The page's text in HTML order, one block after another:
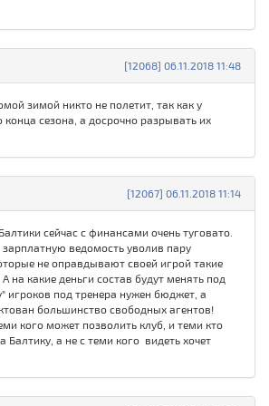
[12068] 06.11.2018 11:48
зимой никто не полетит, так как у
конца сезона, а досрочно разрывать их
[12067] 06.11.2018 11:14
сейчас с финансами очень туговато.
ведомость уволив пару
не оправдывают своей игрой такие
на какие деньги состав будут менять под
игроков под тренера нужен бюджет, а
большинство свободных агентов!
кого может позволить клуб, и теми кто
Балтику, а не с теми кого видеть хочет